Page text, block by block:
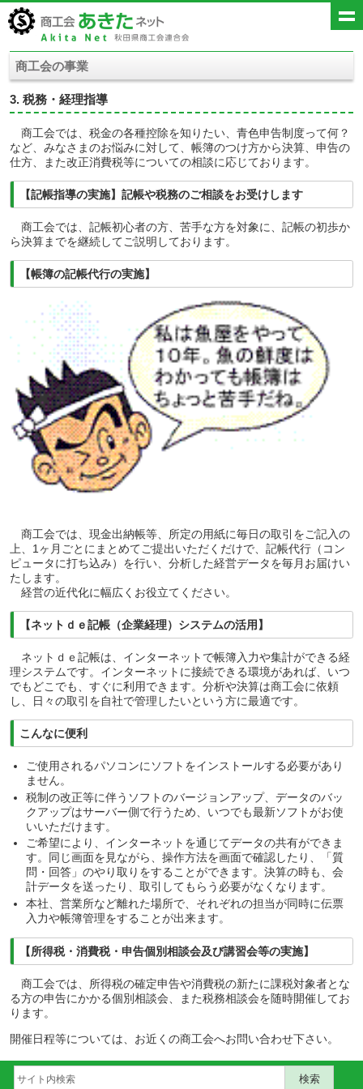
商工会の事業
3. 税務・経理指導
商工会では、税金の各種控除を知りたい、青色申告制度って何？
など、みなさまのお悩みに対して、帳簿のつけ方から決算、申告の
仕方、また改正消費税等についての相談に応じております。
【記帳指導の実施】記帳や税務のご相談をお受けします
商工会では、記帳初心者の方、苦手な方を対象に、記帳の初歩か
ら決算までを継続してご説明しております。
【帳簿の記帳代行の実施】
商工会では、現金出納帳等、所定の用紙に毎日の取引をご記入の
上、1ヶ月ごとにまとめてご提出いただくだけで、記帳代行（コン
ピュータに打ち込み）を行い、分析した経営データを毎月お届けい
たします。
経営の近代化に幅広くお役立てください。
【ネットｄｅ記帳（企業経理）システムの活用】
ネットｄｅ記帳は、インターネットで帳簿入力や集計ができる経
理システムです。インターネットに接続できる環境があれば、いつ
でもどこでも、すぐに利用できます。分析や決算は商工会に依頼
し、日々の取引を自社で管理したいという方に最適です。
こんなに便利
ご使用されるパソコンにソフトをインストールする必要があり
ません。
税制の改正等に伴うソフトのバージョンアップ、データのバッ
クアップはサーバー側で行うため、いつでも最新ソフトがお使
いいただけます。
ご希望により、インターネットを通じてデータの共有ができま
す。同じ画面を見ながら、操作方法を画面で確認したり、「質
問・回答」のやり取りをすることができます。決算の時も、会
計データを送ったり、取引してもらう必要がなくなります。
本社、営業所など離れた場所で、それぞれの担当が同時に伝票
入力や帳簿管理をすることが出来ます。
【所得税・消費税・申告個別相談会及び講習会等の実施】
商工会では、所得税の確定申告や消費税の新たに課税対象者とな
る方の申告にかかる個別相談会、また税務相談会を随時開催してお
ります。
開催日程等については、お近くの商工会へお問い合わせ下さい。